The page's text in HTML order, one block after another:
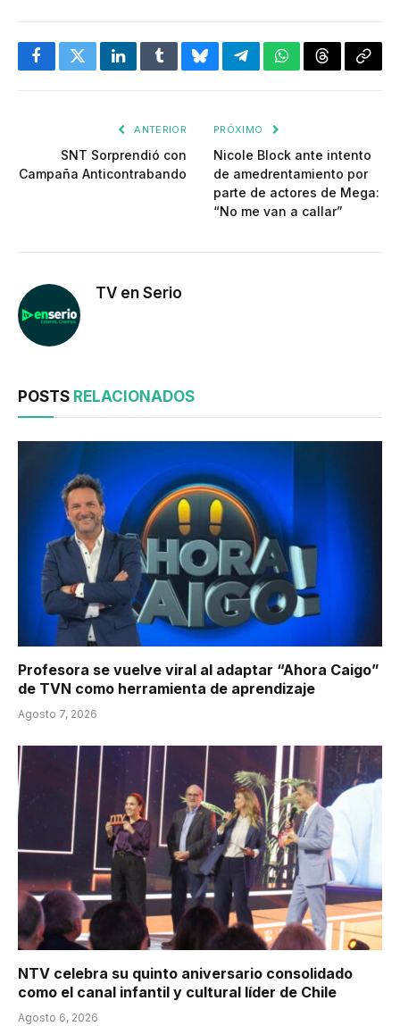
FacebookTwitterLinkedInTumblrBlueskyTelegramWhatsApp
Threads
ANTERIOR
SNT Sorprendió con
Campaña Anticontrabando
PRÓXIMO
Nicole Block ante intento
de amedrentamiento por
parte de actores de Mega:
“No me van a callar”
TV en Serio
POSTS RELACIONADOS
Profesora se vuelve viral al adaptar “Ahora Caigo”
de TVN como herramienta de aprendizaje
Agosto 7, 2026
NTV celebra su quinto aniversario consolidado
como el canal infantil y cultural líder de Chile
Agosto 6, 2026